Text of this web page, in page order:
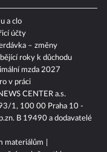
a clo
účty
– změny
roky k důchodu
mzda 2027
v práci
CENTER a.s.
1, 100 00 Praha 10 -
B 19490 a dodavatelé
materiálům